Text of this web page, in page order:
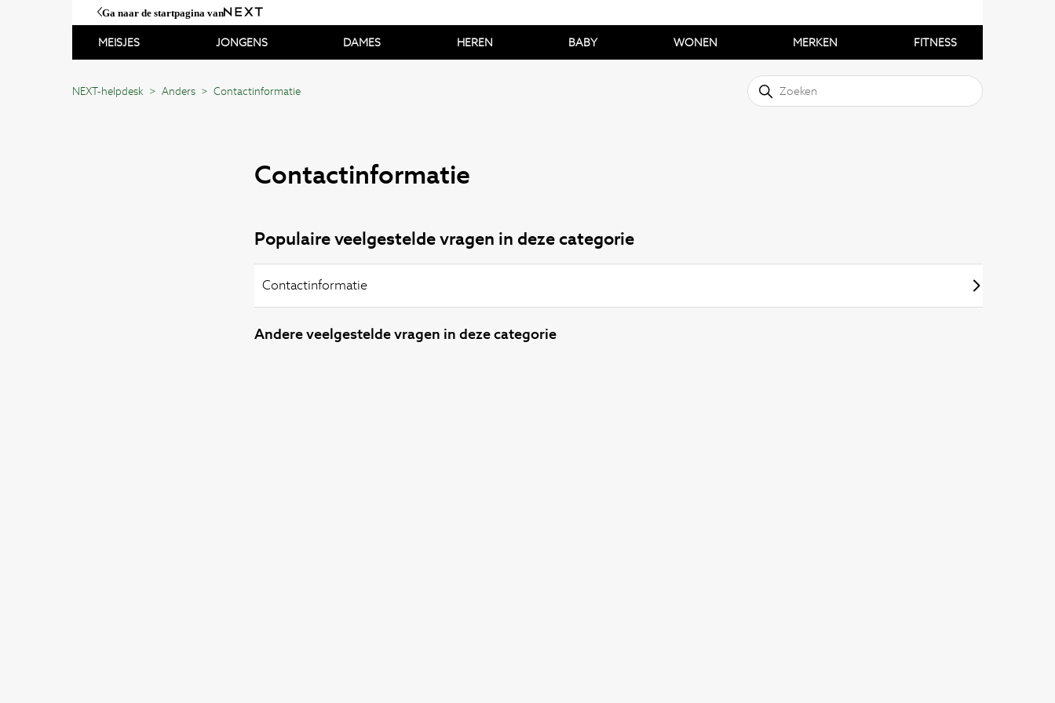
Ga naar de startpagina van
MEISJES JONGENS DAMES HEREN BABY WONEN MERKEN FITNESS
NEXT-helpdesk Anders Contactinformatie
Contactinformatie
Populaire veelgestelde vragen in deze categorie
Contactinformatie
Andere veelgestelde vragen in deze categorie